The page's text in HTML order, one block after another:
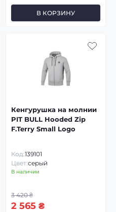
В КОРЗИНУ
Кенгурушка на молнии
PIT BULL Hooded Zip
F.Terry Small Logo
Код:139101
Цвет:серый
В наличии
3 420 ₴
2 565 ₴